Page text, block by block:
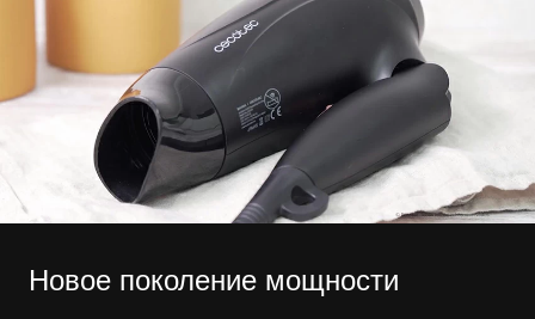
Новое поколение мощности